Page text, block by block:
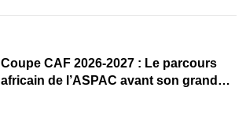
Coupe CAF 2026-2027 : Le parcours
africain de l’ASPAC avant son grand